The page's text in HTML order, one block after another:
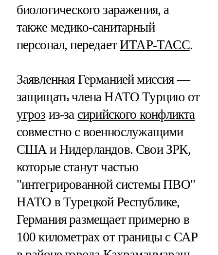
биологического заражения, а
также медико-санитарный
персонал, передаетИТАР-ТАСС.
Заявленная Германией миссия —
защищать члена НАТО Турцию от
угроз из-за сирийского конфликта
совместно с военнослужащими
США и Нидерландов. Свои ЗРК,
которые станут частью
"интегрированной системы ПВО"
НАТО в Турецкой Республике,
Германия размещает примерно в
100 километрах от границы с САР